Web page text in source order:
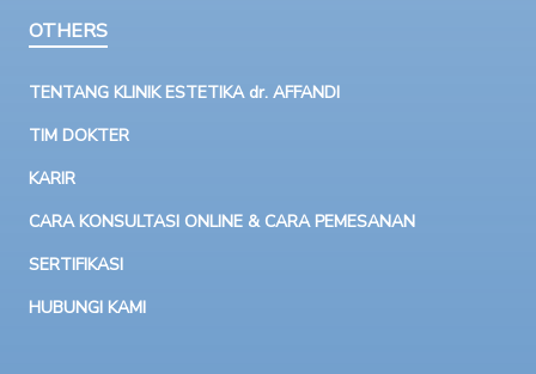
OTHERS
TENTANG KLINIK ESTETIKA dr. AFFANDI
TIM DOKTER
KARIR
CARA KONSULTASI ONLINE & CARA PEMESANAN
SERTIFIKASI
HUBUNGI KAMI